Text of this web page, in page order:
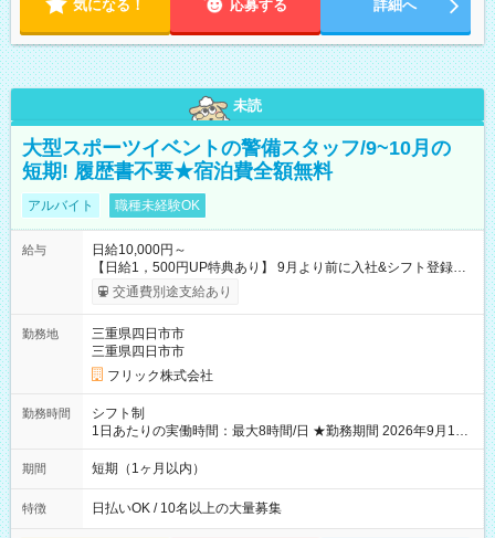
気になる！ 応募する 詳細へ
未読
大型スポーツイベントの警備スタッフ/9~10月の
短期! 履歴書不要★宿泊費全額無料
アルバイト 職種未経験OK
給与
日給10,000円～
【日給1，500円UP特典あり】 9月より前に入社&シフト登録す
ると 期間中(9/16~10/23) の日給がUP! 日給1万1500円でしっか
り稼げます♪ 【試用期間】試用期間なし
交通費別途支給あり
勤務地
三重県四日市市
三重県四日市市
フリック株式会社
勤務時間
シフト制
1日あたりの実働時間：最大8時間/日 ★勤務期間 2026年9月16
日~2026年10月23日 短期勤務OK! 期間中フル勤務できる方優遇
※週3~5日勤務(勤務日数応相談) ※期間前から勤務スタートも可
り ※夜勤シフトあり
期間 短期（1ヶ月以内）
特徴 日払いOK / 10名以上の大量募集